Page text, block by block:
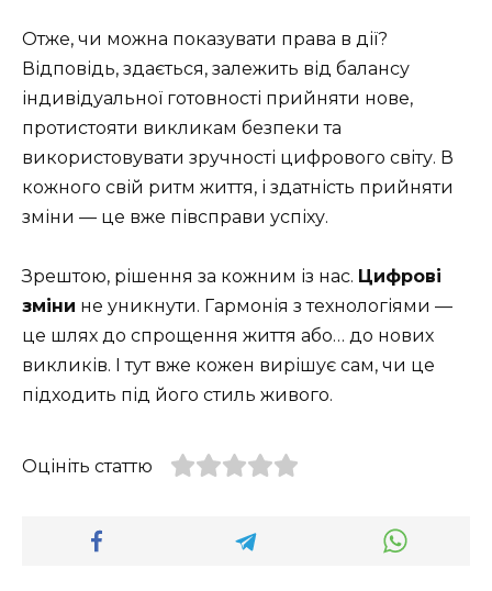
Отже, чи можна показувати права в дії?
Відповідь, здається, залежить від балансу
індивідуальної готовності прийняти нове,
протистояти викликам безпеки та
використовувати зручності цифрового світу. В
кожного свій ритм життя, і здатність прийняти
зміни — це вже півсправи успіху.
Зрештою, рішення за кожним із нас. Цифрові
зміни не уникнути. Гармонія з технологіями —
це шлях до спрощення життя або… до нових
викликів. І тут вже кожен вирішує сам, чи це
підходить під його стиль живого.
Оцініть статтю